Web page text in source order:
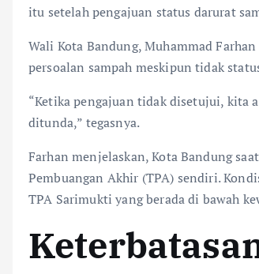
itu setelah pengajuan status darurat
Wali Kota Bandung, Muhammad
persoalan sampah meskipun tidak
“Ketika pengajuan tidak disetujui, kita
ditunda,” tegasnya.
Farhan menjelaskan, Kota Bandung
Pembuangan Akhir (TPA) sendiri.
TPA Sarimukti yang berada di bawah